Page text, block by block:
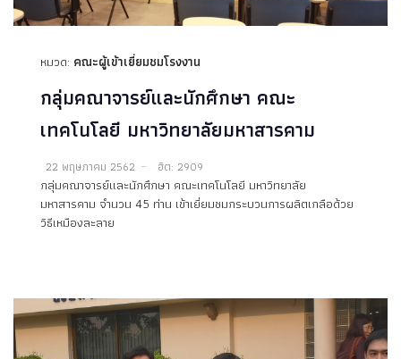
หมวด: คณะผู้เข้าเยี่ยมชมโรงงาน
กลุ่มคณาจารย์และนักศึกษา คณะ
เทคโนโลยี มหาวิทยาลัยมหาสารคาม
22 พฤษภาคม 2562 ฮิต: 2909
กลุ่มคณาจารย์และนักศึกษา คณะเทคโนโลยี มหาวิทยาลัย
มหาสารคาม จำนวน 45 ท่าน เข้าเยี่ยมชมกระบวนการผลิตเกลือด้วย
วิธีเหมืองละลาย